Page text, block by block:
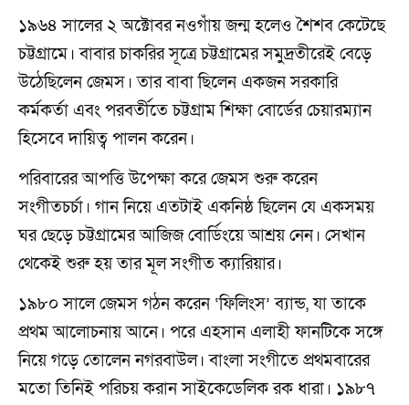
১৯৬৪ সালের ২ অক্টোবর নওগাঁয় জন্ম হলেও শৈশব কেটেছে
চট্টগ্রামে। বাবার চাকরির সূত্রে চট্টগ্রামের সমুদ্রতীরেই বেড়ে
উঠেছিলেন জেমস। তার বাবা ছিলেন একজন সরকারি
কর্মকর্তা এবং পরবর্তীতে চট্টগ্রাম শিক্ষা বোর্ডের চেয়ারম্যান
হিসেবে দায়িত্ব পালন করেন।
পরিবারের আপত্তি উপেক্ষা করে জেমস শুরু করেন
সংগীতচর্চা। গান নিয়ে এতটাই একনিষ্ঠ ছিলেন যে একসময়
ঘর ছেড়ে চট্টগ্রামের আজিজ বোর্ডিংয়ে আশ্রয় নেন। সেখান
থেকেই শুরু হয় তার মূল সংগীত ক্যারিয়ার।
১৯৮০ সালে জেমস গঠন করেন ‘ফিলিংস’ ব্যান্ড, যা তাকে
প্রথম আলোচনায় আনে। পরে এহসান এলাহী ফানটিকে সঙ্গে
নিয়ে গড়ে তোলেন নগরবাউল। বাংলা সংগীতে প্রথমবারের
মতো তিনিই পরিচয় করান সাইকেডেলিক রক ধারা। ১৯৮৭